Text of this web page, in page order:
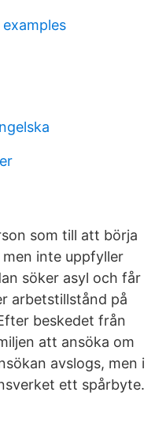
som till att börja
inte uppfyller
söker asyl och får
arbetstillstånd på
beskedet från
att ansöka om
avslogs, men i
ett spårbyte.